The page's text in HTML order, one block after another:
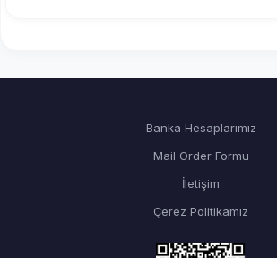
Banka Hesaplarımız
Mail Order Formu
İletişim
Çerez Politikamız